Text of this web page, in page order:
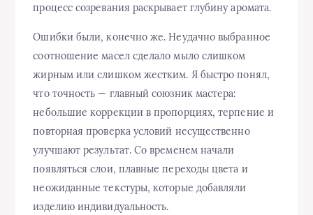
процесс созревания раскрывает глубину аромата.
Ошибки были, конечно же. Неудачно выбранное
соотношение масел сделало мыло слишком
жирным или слишком жестким. Я быстро понял,
что точность — главный союзник мастера:
небольшие коррекции в пропорциях, терпение и
повторная проверка условий несущественно
улучшают результат. Со временем начали
появляться слои, плавные переходы цвета и
неожиданные текстуры, которые добавляли
изделию индивидуальность.